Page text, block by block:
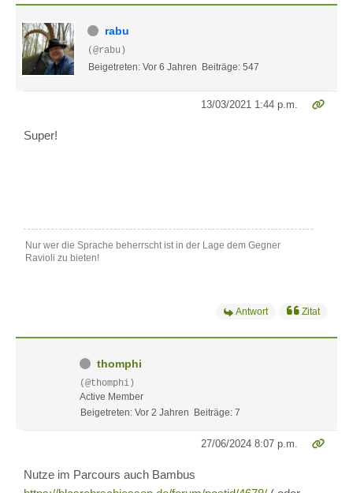
rabu
(@rabu)
Beigetreten: Vor 6 Jahren
Beiträge: 547
13/03/2021 1:44 p.m.
Super!
Nur wer die Sprache beherrscht ist in der Lage dem Gegner
Ravioli zu bieten!
Antwort Zitat
thomphi
(@thomphi)
Active Member
Beigetreten: Vor 2 Jahren
Beiträge: 7
27/06/2024 8:07 p.m.
Nutze im Parcours auch Bambus